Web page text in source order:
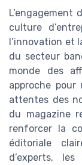
L’engagement
culture
l’innovation et
du secteur
monde des
approche
attentes des
du magazine
renforcer la
éditoriale
d’experts,